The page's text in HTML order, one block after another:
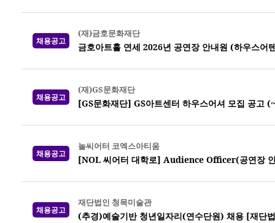
채용공고
(재)금호문화재단
금호아트홀 연세 2026년 공연장 안내원 (하우스어
채용공고
(재)GS문화재단
[GS문화재단] GS아트센터 하우스어셔 모집 공고
채용공고
놀씨어터 코엑스아티움
[NOL 씨어터 대학로] Audience Officer(공연장
채용공고
재단법인 청목미술관
(추경)예술기반 청년일자리(연수단원) 채용 [재단